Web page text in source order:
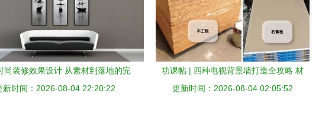
尚装修效果设计 从素材到落地的完
整指南
新时间：2026-08-04 22:20:22
功课帖 | 四种电视背景墙打造全攻略 材
料、价格与施工清单详解
更新时间：2026-08-04 02:05:52